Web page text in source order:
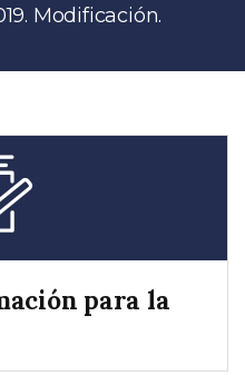
Modificación.
para la